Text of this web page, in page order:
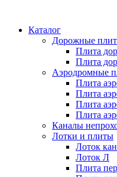
Каталог
Дорожные
Плита
Плита
Аэродромные
Плита
Плита
Плита
Плита
Каналы
Лотки и плиты
Лоток
Лоток Л
Плита